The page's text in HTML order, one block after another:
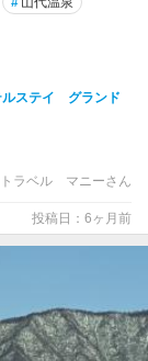
ルステイ グランド
トラベル マニーさん
投稿日：6ヶ月前